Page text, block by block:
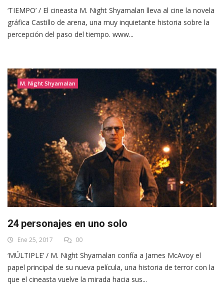
‘TIEMPO’ / El cineasta M. Night Shyamalan lleva al cine la novela
gráfica Castillo de arena, una muy inquietante historia sobre la
percepción del paso del tiempo. www...
M. Night Shyamalan
24 personajes en uno solo
Ene 25, 2017 00
‘MÚLTIPLE’ / M. Night Shyamalan confía a James McAvoy el
papel principal de su nueva película, una historia de terror con la
que el cineasta vuelve la mirada hacia sus...